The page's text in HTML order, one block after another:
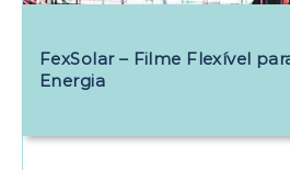
FexSolar – Filme Flexível
Energia